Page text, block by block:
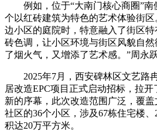
例如，位于“大南门核心商圈”南
个以红砖建筑为特色的艺术体验街
边小区的庭院时，特意融入了街区
砖色调，让小区环境与街区风貌自
了烟火气，又增添了艺术感。”周永跃
2025年7月，西安碑林区文艺路
居改造EPC项目正式启动招标，拉
新的序幕，此次改造范围广泛，覆
社区的36个小区，涉及67栋住宅楼
积达20万平方米。